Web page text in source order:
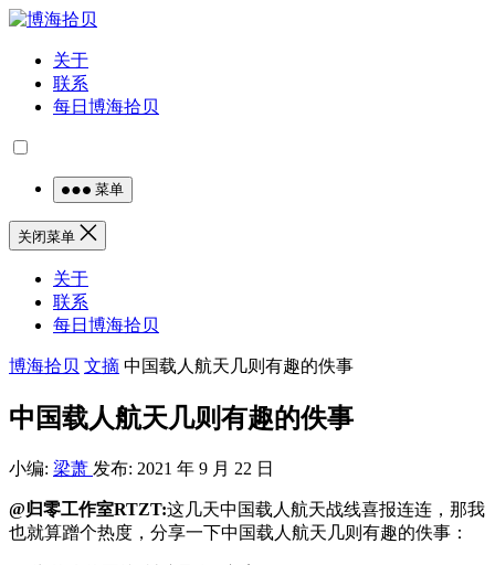
关于
联系
每日博海拾贝
菜单
关闭菜单
关于
联系
每日博海拾贝
博海拾贝 文摘 中国载人航天几则有趣的佚事
中国载人航天几则有趣的佚事
小编: 梁萧 发布: 2021 年 9 月 22 日
@归零工作室RTZT:这几天中国载人航天战线喜报连连，那我
也就算蹭个热度，分享一下中国载人航天几则有趣的佚事：